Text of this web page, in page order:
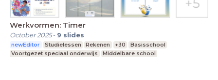
Werkvormen: Timer
October 2025- 9 slides
newEditor Studielessen Rekenen +30
Basisschool
Voortgezet speciaal onderwijs
Middelbare school